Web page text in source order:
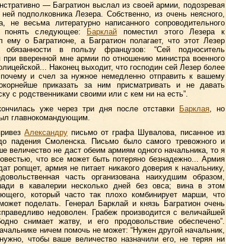
— Багратион выслал из своей армии, подозревая
подполковника Лезера. Собственно, из очень неясного,
не весьма литературно написанного сопроводительного
понять следующее:
Барклай поместил этого Лезера к
ему о Багратионе, а Багратион полагает, что этот Лезер
обязанности в пользу французов: “Сей подноситель
при вверенной мне армии по отношению министра военного
Наконец выходит, что господин сей Лезер более
и счел за нужное немедленно отправить к вашему
приказать за ним присматривать и не давать
с родственниками своими или с кем ни на есть”.
уже через три дня после отставки
Барклая, но
главнокомандующим.
Александру письмо от графа Шувалова, писанное из
падения Смоленска. Письмо было самого тревожного и
величество не даст обеим армиям одного начальника, то я
что все может быть потеряно безнадежно... Армия
ропщет, армия не питает никакого доверия к начальнику,
часть организована наихудшим образом,
в кавалерии несколько дней без овса; вина в этом
который часто так плохо комбинирует марши, что
поделать. Генерал Барклай и князь Багратион очень
недоволен. Грабеж производится с величайшей
снимает жатву, и его продовольствие обеспечено”.
ничем помочь не может: “Нужен другой начальник,
чтобы ваше величество назначили его, не теряя ни